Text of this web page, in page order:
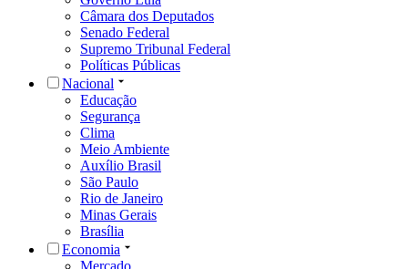
Câmara dos Deputados
Senado Federal
Supremo Tribunal Federal
Políticas Públicas
Nacional
Educação
Segurança
Clima
Meio Ambiente
Auxílio Brasil
São Paulo
Rio de Janeiro
Minas Gerais
Brasília
Economia